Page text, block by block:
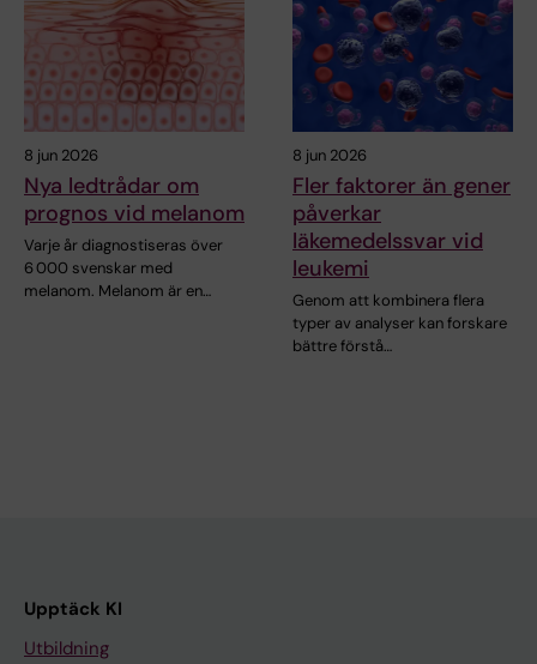
8 jun 2026
Nya ledtrådar om
prognos vid melanom
Varje år diagnostiseras över
6 000 svenskar med
melanom. Melanom är en…
8 jun 2026
Fler faktorer än gener
påverkar
läkemedelssvar vid
leukemi
Genom att kombinera flera
typer av analyser kan forskare
bättre förstå…
Upptäck KI
Utbildning